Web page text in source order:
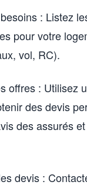
: Listez
pour votre
vol, RC).
offres : Utilisez
des devis
des assurés
devis :